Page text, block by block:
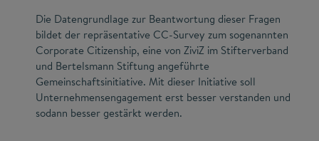
Die Datengrundlage zur Beantwortung dieser Fragen
bildet der repräsentative CC-Survey zum sogenannten
Corporate Citizenship, eine von ZiviZ im Stifterverband
und Bertelsmann Stiftung angeführte
Gemeinschaftsinitiative. Mit dieser Initiative soll
Unternehmensengagement erst besser verstanden und
sodann besser gestärkt werden.